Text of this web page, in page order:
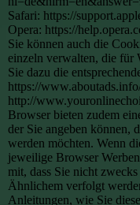
Safari: https://
Opera: https://
Sie können auch die
einzeln verwalten, die für
Sie dazu die
https://
http://
Browser bieten zudem
der Sie angeben können,
werden möchten. Wenn
jeweilige Browser
mit, dass Sie nicht
Ähnlichem verfolgt
Anleitungen, wie Sie